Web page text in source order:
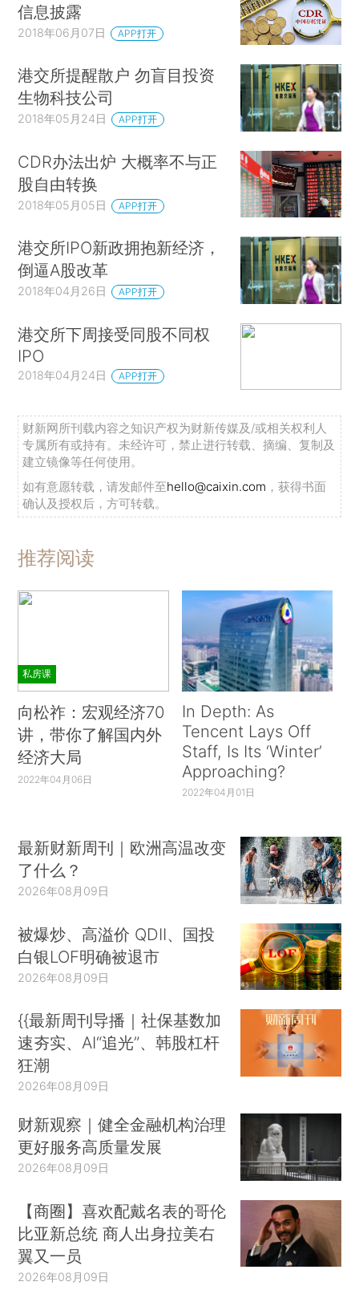
信息披露
2018年06月07日 APP打开
港交所提醒散户 勿盲目投资
生物科技公司
2018年05月24日 APP打开
CDR办法出炉 大概率不与正
股自由转换
2018年05月05日 APP打开
港交所IPO新政拥抱新经济，
倒逼A股改革
2018年04月26日 APP打开
港交所下周接受同股不同权
IPO
2018年04月24日 APP打开
财新网所刊载内容之知识产权为财新传媒及/或相关权利人
专属所有或持有。未经许可，禁止进行转载、摘编、复制及
建立镜像等任何使用。
如有意愿转载，请发邮件至hello@caixin.com ，获得书面
确认及授权后，方可转载。
推荐阅读
私房课
向松祚：宏观经济70
讲，带你了解国内外
经济大局
2022年04月06日
In Depth: As
Tencent Lays Off
Staff, Is Its ‘Winter’
Approaching?
2022年04月01日
最新财新周刊｜欧洲高温改变
了什么？
2026年08月09日
被爆炒、高溢价 QDII、国投
白银LOF明确被退市
2026年08月09日
{{最新周刊导播｜社保基数加
速夯实、AI“追光”、韩股杠杆
狂潮
2026年08月09日
财新观察｜健全金融机构治理
更好服务高质量发展
2026年08月09日
【商圈】喜欢配戴名表的哥伦
比亚新总统 商人出身拉美右
翼又一员
2026年08月09日